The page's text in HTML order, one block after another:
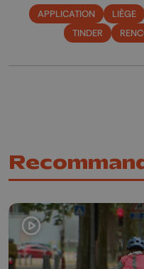
APPLICATION LIÈGE
TINDER